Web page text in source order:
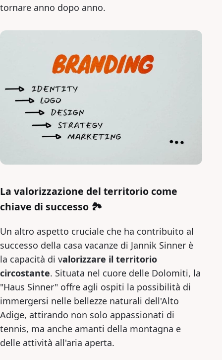
tornare anno dopo anno.
La valorizzazione del territorio come
chiave di successo 🏞️
Un altro aspetto cruciale che ha contribuito al
successo della casa vacanze di Jannik Sinner è
la capacità di valorizzare il territorio
circostante. Situata nel cuore delle Dolomiti, la
"Haus Sinner" offre agli ospiti la possibilità di
immergersi nelle bellezze naturali dell'Alto
Adige, attirando non solo appassionati di
tennis, ma anche amanti della montagna e
delle attività all'aria aperta.